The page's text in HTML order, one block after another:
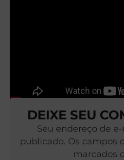
DEIXE SEU
Seu endereço de
publicado. Os campos
marcados